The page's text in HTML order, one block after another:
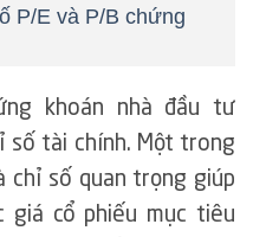
P/E và P/B chứng
khoán nhà đầu tư
số tài chính. Một trong
chỉ số quan trọng giúp
giá cổ phiếu mục tiêu